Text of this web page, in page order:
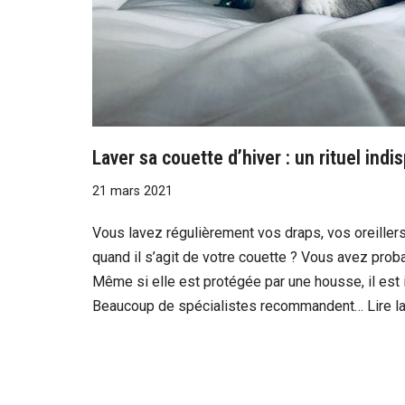
Laver sa couette d’hiver : un rituel
21 mars 2021
Vous lavez régulièrement vos draps, vos
quand il s’agit de votre couette ? Vous avez
Même si elle est protégée par une housse, il est
Beaucoup de spécialistes recommandent… Lire